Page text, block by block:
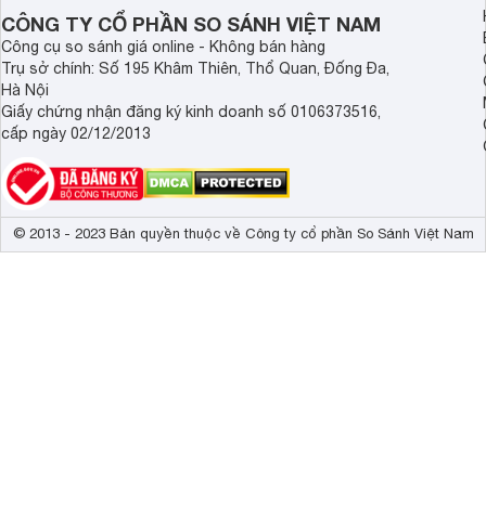
CÔNG TY CỔ PHẦN SO SÁNH VIỆT NAM
Công cụ so sánh giá online - Không bán hàng
Trụ sở chính: Số 195 Khâm Thiên, Thổ Quan, Đống Đa,
Hà Nội
Giấy chứng nhận đăng ký kinh doanh số 0106373516,
cấp ngày 02/12/2013
© 2013 - 2023 Bản quyền thuộc về Công ty cổ phần So Sánh Việt Nam